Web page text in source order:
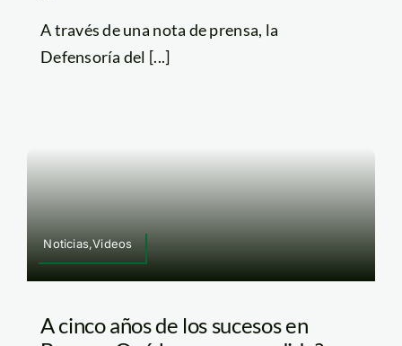
A través de una nota de prensa, la
Defensoría del [...]
Noticias,Videos
A cinco años de los sucesos en